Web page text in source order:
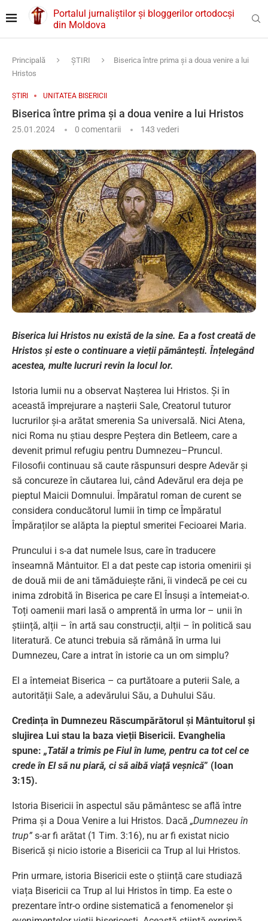
Portalul jurnaliștilor și bloggerilor ortodocși
din Moldova
Principală ȘTIRI
Biserica între prima și a doua venire a lui
Hristos
ȘTIRI UNITATEA BISERICII
Biserica între prima și a doua venire a lui Hristos
25.01.2024 0 comentarii 143 vederi
Biserica lui Hristos nu există de la sine. Ea a fost creată de
Hristos și este o continuare a vieții pământești. Înțelegând
acestea, multe lucruri revin la locul lor.
Istoria lumii nu a observat Nașterea lui Hristos. Și în
această împrejurare a nașterii Sale, Creatorul tuturor
lucrurilor și-a arătat smerenia Sa universală. Nici Atena,
nici Roma nu știau despre Peștera din Betleem, care a
devenit primul refugiu pentru Dumnezeu–Pruncul.
Filosofii continuau să caute răspunsuri despre Adevăr și
să concureze în căutarea lui, când Adevărul era deja pe
pieptul Maicii Domnului. Împăratul roman de curent se
considera conducătorul lumii în timp ce Împăratul
Împăraților se alăpta la pieptul smeritei Fecioarei Maria.
Pruncului i s-a dat numele Isus, care în traducere
înseamnă Mântuitor. El a dat peste cap istoria omenirii și
de două mii de ani tămăduiește răni, îi vindecă pe cei cu
inima zdrobită în Biserica pe care El Însuși a întemeiat-o.
Toți oamenii mari lasă o amprentă în urma lor – unii în
știință, alții – în artă sau construcții, alții – în politică sau
literatură. Ce atunci trebuia să rămână în urma lui
Dumnezeu, Care a intrat în istorie ca un om simplu?
El a întemeiat Biserica – ca purtătoare a puterii Sale, a
autorității Sale, a adevărului Său, a Duhului Său.
Credința în Dumnezeu Răscumpărătorul și Mântuitorul și
slujirea Lui stau la baza vieții Bisericii. Evanghelia
spune: „Tatăl a trimis pe Fiul în lume, pentru ca tot cel ce
crede în El să nu piară, ci să aibă viaţă veşnică” (Ioan
3:15).
Istoria Bisericii în aspectul său pământesc se află între
Prima și a Doua Venire a lui Hristos. Dacă „Dumnezeu în
trup” s-ar fi arătat (1 Tim. 3:16), nu ar fi existat nicio
Biserică și nicio istorie a Bisericii ca Trup al lui Hristos.
Prin urmare, istoria Bisericii este o știință care studiază
viața Bisericii ca Trup al lui Hristos în timp. Ea este o
prezentare într-o ordine sistematică a fenomenelor și